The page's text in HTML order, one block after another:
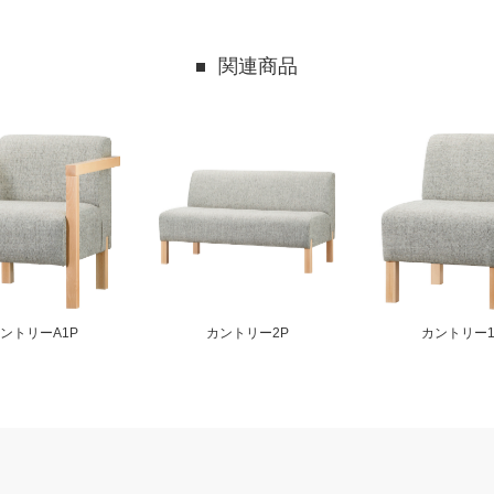
関連商品
トリーA1P カントリー2P カントリー